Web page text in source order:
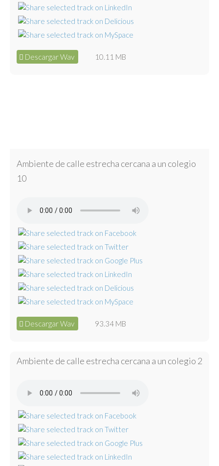
Descargar Wav 10.11 MB
Ambiente de calle estrecha cercana a un colegio
10
Descargar Wav 93.34 MB
Ambiente de calle estrecha cercana a un colegio 2